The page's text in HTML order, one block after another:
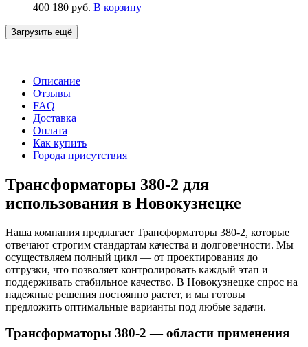
400 180 руб. В корзину
Загрузить ещё
Описание
Отзывы
FAQ
Доставка
Оплата
Как купить
Города присутствия
Трансформаторы 380-2 для
использования в Новокузнецке
Наша компания предлагает Трансформаторы 380-2, которые
отвечают строгим стандартам качества и долговечности. Мы
осуществляем полный цикл — от проектирования до
отгрузки, что позволяет контролировать каждый этап и
поддерживать стабильное качество. В Новокузнецке спрос на
надежные решения постоянно растет, и мы готовы
предложить оптимальные варианты под любые задачи.
Трансформаторы 380-2 — области применения